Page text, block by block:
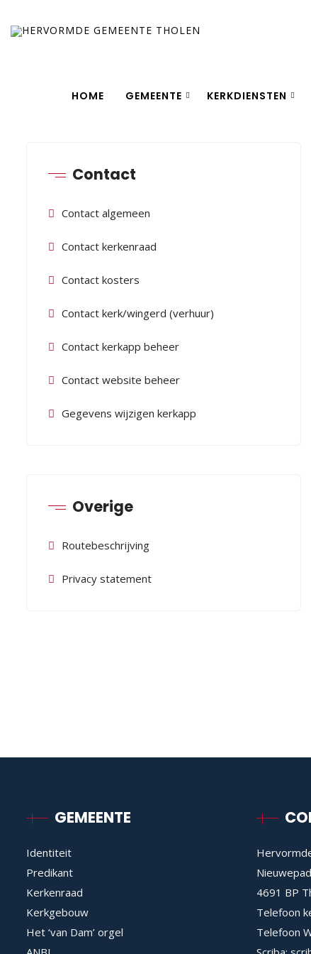
HOME GEMEENTE KERKDIENSTEN
Contact
Contact algemeen
Contact kerkenraad
Contact kosters
Contact kerk/wingerd (verhuur)
Contact kerkapp beheer
Contact website beheer
Gegevens wijzigen kerkapp
Overige
Routebeschrijving
Privacy statement
GEMEENTE
Identiteit
Predikant
Kerkenraad
Kerkgebouw
Het ‘van Dam’ orgel
4691 BP
Telefoon
Telefoon